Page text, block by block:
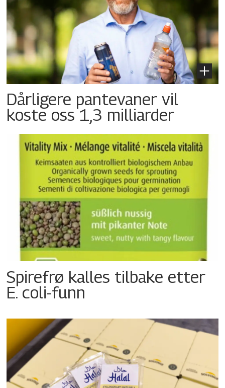
Dårligere pantevaner vil
koste oss 1,3 milliarder
Spirefrø kalles tilbake etter
E. coli-funn